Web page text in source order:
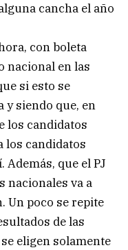
cancha el año
con boleta
nacional en las
si esto se
y siendo que, en
los candidatos
los candidatos
Además, que el PJ
nacionales va a
Un poco se repite
de las
eligen solamente